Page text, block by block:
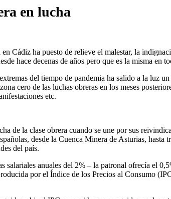
en lucha
Cádiz ha puesto de relieve el malestar, la
hace decenas de años pero que es la misma en
del tiempo de pandemia ha salido a la luz
cero de las luchas obreras en los meses
etc.
de la clase obrera cuando se une por sus
desde la Cuenca Minera de Asturias,
del país.
anuales del 2% – la patronal ofrecía el
por el Índice de los Precios al Consumo